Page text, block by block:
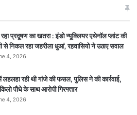
प्रदूषण का खतरा : इंडो न्यूक्लियर एथेनॉल प्लांट की
से निकल रहा जहरीला धुआं, रहवासियो ने उठाए सवाल
4, 2026
रही थी गांजे की फसल, पुलिस ने की कार्रवाई,
पौधे के साथ आरोपी गिरफ्तार
4, 2026